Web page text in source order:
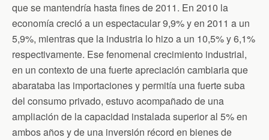
que se mantendría hasta fines de 2011. En 2010 la
economía creció a un espectacular 9,9% y en 2011 a un
5,9%, mientras que la industria lo hizo a un 10,5% y 6,1%
respectivamente. Ese fenomenal crecimiento industrial,
en un contexto de una fuerte apreciación cambiaria que
abarataba las importaciones y permitía una fuerte suba
del consumo privado, estuvo acompañado de una
ampliación de la capacidad instalada superior al 5% en
ambos años y de una inversión récord en bienes de